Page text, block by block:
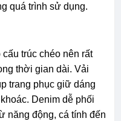
quá trình sử dụng.
trúc chéo nên rất
thời gian dài. Vải
trang phục giữ dáng
Denim dễ phối
năng động, cá tính đến